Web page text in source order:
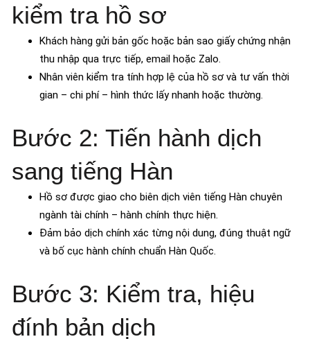
kiểm tra hồ sơ
Khách hàng gửi bản gốc hoặc bản sao giấy chứng nhận
thu nhập qua trực tiếp, email hoặc Zalo.
Nhân viên kiểm tra tính hợp lệ của hồ sơ và tư vấn thời
gian – chi phí – hình thức lấy nhanh hoặc thường.
Bước 2: Tiến hành dịch
sang tiếng Hàn
Hồ sơ được giao cho biên dịch viên tiếng Hàn chuyên
ngành tài chính – hành chính thực hiện.
Đảm bảo dịch chính xác từng nội dung, đúng thuật ngữ
và bố cục hành chính chuẩn Hàn Quốc.
Bước 3: Kiểm tra, hiệu
đính bản dịch